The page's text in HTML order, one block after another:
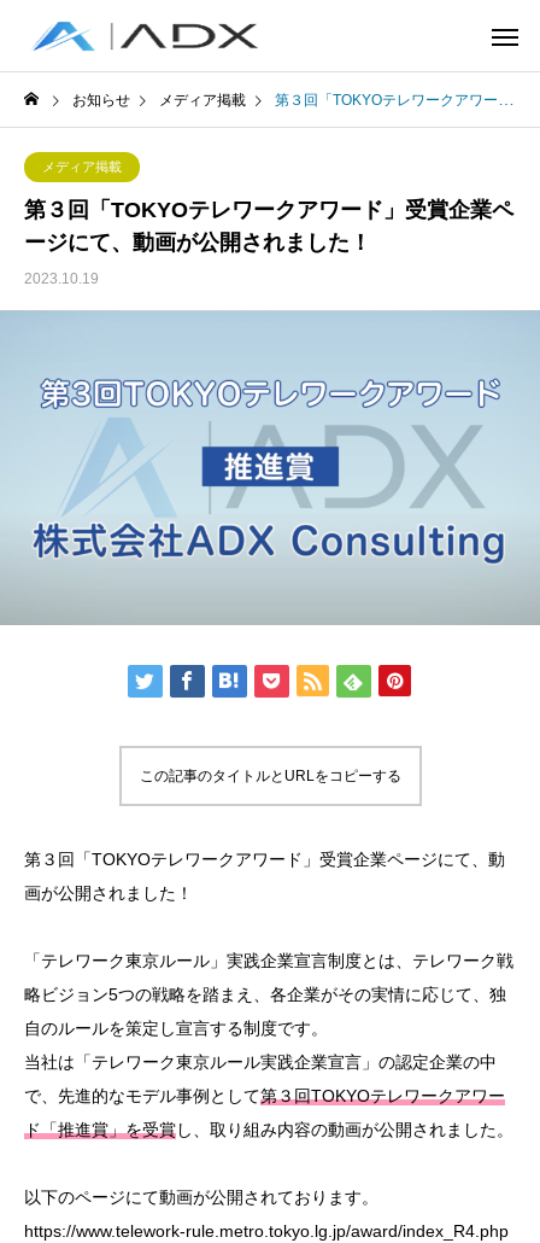
お知らせ メディア掲載 第３回「TOKYOテレワークアワード」受賞企業ページにて、動画が公開されました！
メディア掲載
第３回「TOKYOテレワークアワード」受賞企業ペ
ージにて、動画が公開されました！
2023.10.19
この記事のタイトルとURLをコピーする
第３回「TOKYOテレワークアワード」受賞企業ページにて、動
画が公開されました！
「テレワーク東京ルール」実践企業宣言制度とは、テレワーク戦
略ビジョン5つの戦略を踏まえ、各企業がその実情に応じて、独
自のルールを策定し宣言する制度です。
当社は「テレワーク東京ルール実践企業宣言」の認定企業の中
で、先進的なモデル事例として第３回TOKYOテレワークアワー
ド「推進賞」を受賞し、取り組み内容の動画が公開されました。
以下のページにて動画が公開されております。
https://www.telework-rule.metro.tokyo.lg.jp/award/index_R4.php